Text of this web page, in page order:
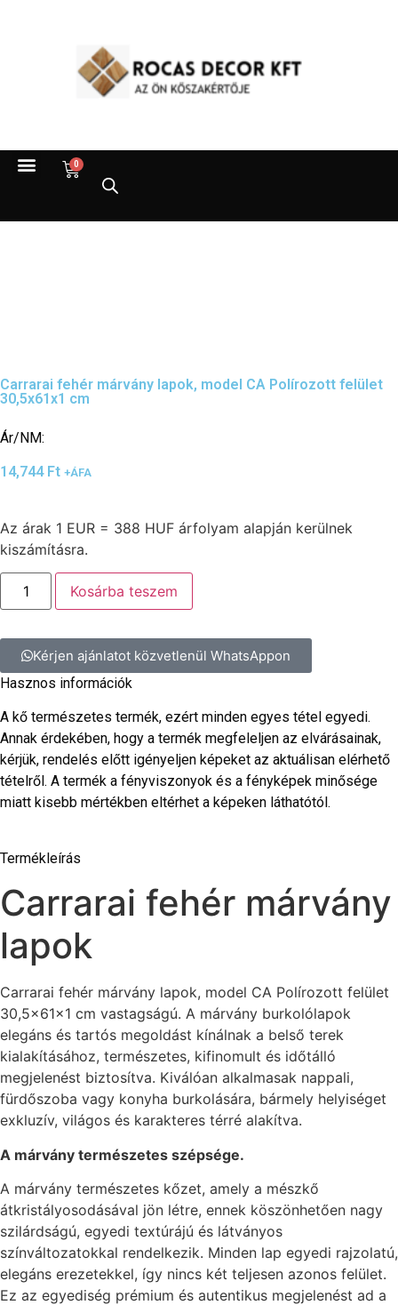
0
Carrarai fehér márvány lapok, model CA Polírozott felület
30,5x61x1 cm
Ár/NM:
14,744 Ft +ÁFA
Az árak 1 EUR = 388 HUF árfolyam alapján kerülnek
kiszámításra.
Kosárba teszem
Kérjen ajánlatot közvetlenül WhatsAppon
Hasznos információk
A kő természetes termék, ezért minden egyes tétel egyedi.
Annak érdekében, hogy a termék megfeleljen az elvárásainak,
kérjük, rendelés előtt igényeljen képeket az aktuálisan elérhető
tételről. A termék a fényviszonyok és a fényképek minősége
miatt kisebb mértékben eltérhet a képeken láthatótól.
Termékleírás
Carrarai fehér márvány
lapok
Carrarai fehér márvány lapok, model CA Polírozott felület
30,5x61x1 cm vastagságú. A márvány burkolólapok
elegáns és tartós megoldást kínálnak a belső terek
kialakításához, természetes, kifinomult és időtálló
megjelenést biztosítva. Kiválóan alkalmasak nappali,
fürdőszoba vagy konyha burkolására, bármely helyiséget
exkluzív, világos és karakteres térré alakítva.
A márvány természetes szépsége.
A márvány természetes kőzet, amely a mészkő
átkristályosodásával jön létre, ennek köszönhetően nagy
szilárdságú, egyedi textúrájú és látványos
színváltozatokkal rendelkezik. Minden lap egyedi rajzolatú,
elegáns erezetekkel, így nincs két teljesen azonos felület.
Ez az egyediség prémium és autentikus megjelenést ad a